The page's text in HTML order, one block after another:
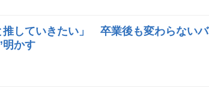
推していきたい」 卒業後も変わらないバ
明かす